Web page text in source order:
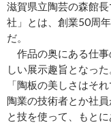
滋賀県立陶芸の森館
社」とは、創業50周
だ。
作品の奥にある仕事
しい展示趣旨となった
「陶板の美しさはそ
陶業の技術者とか社
と技を使って、もと